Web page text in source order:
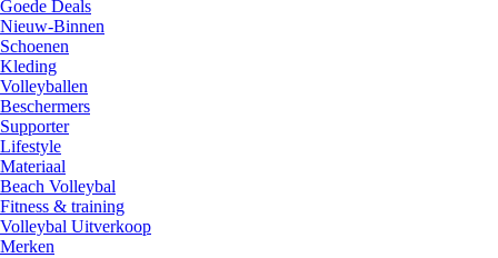
Goede Deals
Nieuw-Binnen
Schoenen
Kleding
Volleyballen
Beschermers
Supporter
Lifestyle
Materiaal
Beach Volleybal
Fitness & training
Volleybal Uitverkoop
Merken